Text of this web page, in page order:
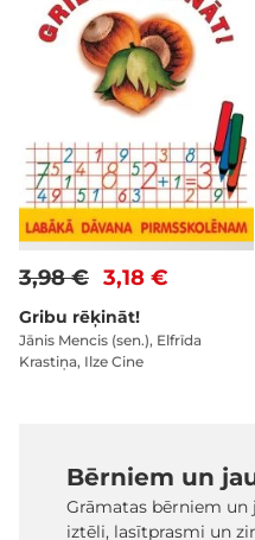
3,18 €
3,98 €
Gribu rēķināt!
Jānis Mencis (sen.), Elfrīda
Krastiņa, Ilze Cine
Bērniem un
Grāmatas bērniem
iztēli, lasītprasmi un